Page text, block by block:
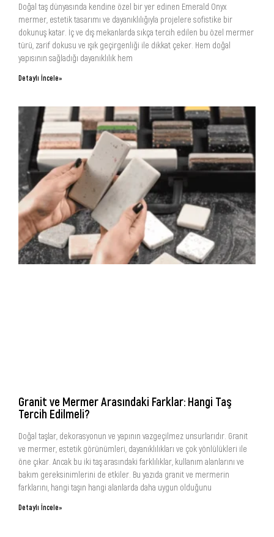
Doğal taş dünyasında kendine özel bir yer edinen Emerald Onyx
mermer, estetik tasarımı ve dayanıklılığıyla projelere sofistike bir
dokunuş katar. İç ve dış mekanlarda sıkça tercih edilen bu özel mermer
türü, zarif dokusu ve ışık geçirgenliği ile dikkat çeker. Hem doğal
yapısının sağladığı dayanıklılık hem
Detaylı İncele»
Granit ve Mermer Arasındaki Farklar: Hangi Taş
Tercih Edilmeli?
Doğal taşlar, dekorasyonun ve yapının vazgeçilmez unsurlarıdır. Granit
ve mermer, estetik görünümleri, dayanıklılıkları ve çok yönlülükleri ile
öne çıkar. Ancak bu iki taş arasındaki farklılıklar, kullanım alanlarını ve
bakım gereksinimlerini de etkiler. Bu yazıda granit ve mermerin
farklarını, hangi taşın hangi alanlarda daha uygun olduğunu
Detaylı İncele»